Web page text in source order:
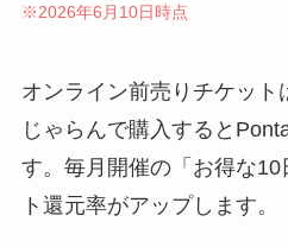
※2026年6月10日時点
オンライン前売りチケット
じゃらんで購入すると
す。毎月開催の「お得な
ト還元率がアップします。